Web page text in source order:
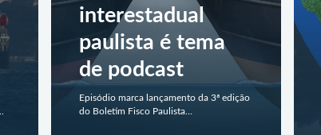
interestadual
paulista é tema
de podcast
Episódio marca lançamento da 3ª edição
do Boletim Fisco Paulista...